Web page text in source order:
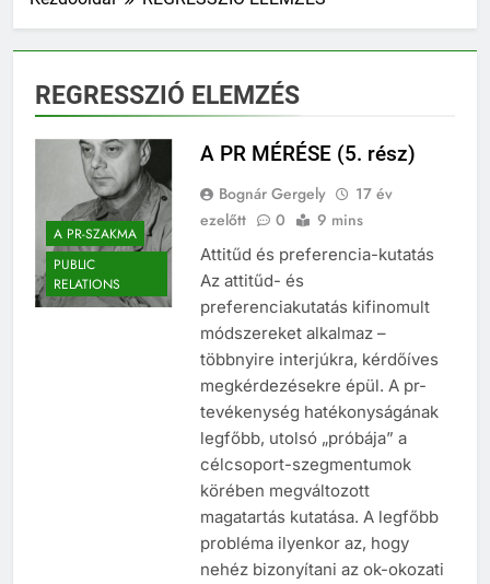
REGRESSZIÓ ELEMZÉS
A PR-SZAKMA
PUBLIC
RELATIONS
A PR MÉRÉSE (5. rész)
Bognár Gergely
17 év
ezelőtt
0 9 mins
Attitűd és preferencia-kutatás
Az attitűd- és
preferenciakutatás kifinomult
módszereket alkalmaz –
többnyire interjúkra, kérdőíves
megkérdezésekre épül. A pr-
tevékenység hatékonyságának
legfőbb, utolsó „próbája” a
célcsoport-szegmentumok
körében megváltozott
magatartás kutatása. A legfőbb
probléma ilyenkor az, hogy
nehéz bizonyítani az ok-okozati